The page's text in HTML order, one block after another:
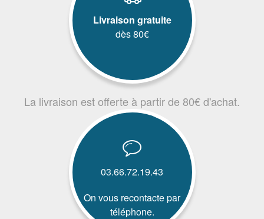
Livraison gratuite
dès 80€
La livraison est offerte à partir de 80€ d'achat.
03.66.72.19.43
On vous recontacte par
téléphone.